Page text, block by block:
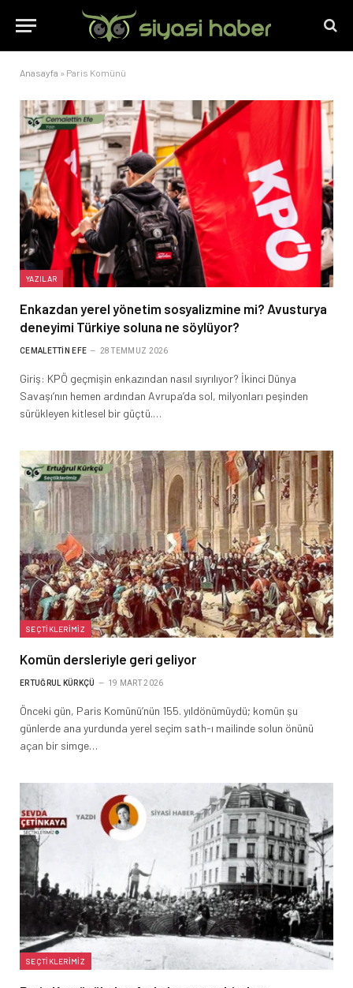
Anasayfa » Paris Komünü
YAZILAR
Enkazdan yerel yönetim sosyalizmine mi? Avusturya
deneyimi Türkiye soluna ne söylüyor?
CEMALETTIN EFE 28 TEMMUZ 2026
Giriş: KPÖ geçmişin enkazından nasıl sıyrılıyor? İkinci Dünya
Savaşı’nın hemen ardından Avrupa’da sol, milyonları peşinden
sürükleyen kitlesel bir güçtü.…
SEÇTIKLERIMIZ
Komün dersleriyle geri geliyor
ERTUĞRUL KÜRKÇÜ 19 MART 2026
Önceki gün, Paris Komünü’nün 155. yıldönümüydü; komün şu
günlerde ana yurdunda yerel seçim sath-ı mailinde solun önünü
açan bir simge…
SEÇTIKLERIMIZ